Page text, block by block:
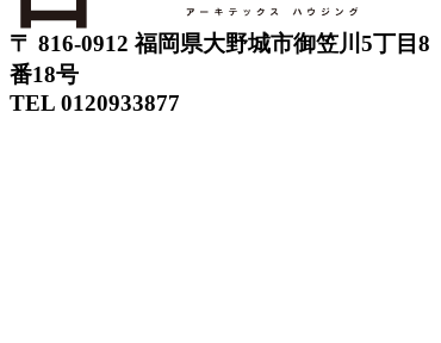
〒 816-0912 福岡県大野城市御笠川5丁目8
番18号
TEL 0120933877